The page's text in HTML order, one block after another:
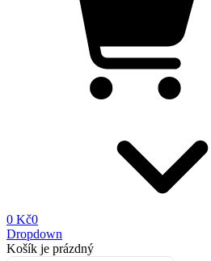
0 Kč0
Dropdown
Košík je prázdný